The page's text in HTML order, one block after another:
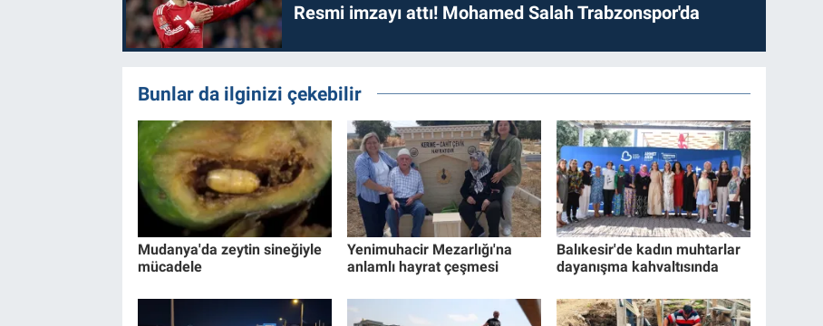
Resmi imzayı attı! Mohamed Salah Trabzonspor'da
Bunlar da ilginizi çekebilir
Mudanya'da zeytin sineğiyle
mücadele
Yenimuhacir Mezarlığı'na
anlamlı hayrat çeşmesi
Balıkesir'de kadın muhtarlar
dayanışma kahvaltısında